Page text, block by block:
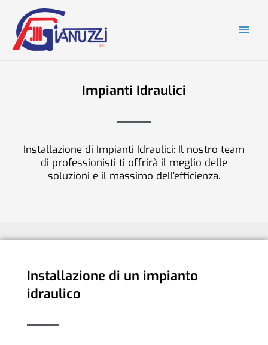
contenuto
contenuto
Impianti Idraulici
Installazione di Impianti Idraulici: Il nostro team
di professionisti ti offrirà il meglio delle
soluzioni e il massimo dell’efficienza.
Installazione di un impianto
idraulico